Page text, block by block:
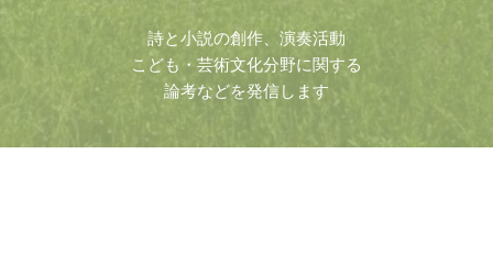
詩と小説の創作、演奏活動
こども・芸術文化分野に関する
論考などを発信します